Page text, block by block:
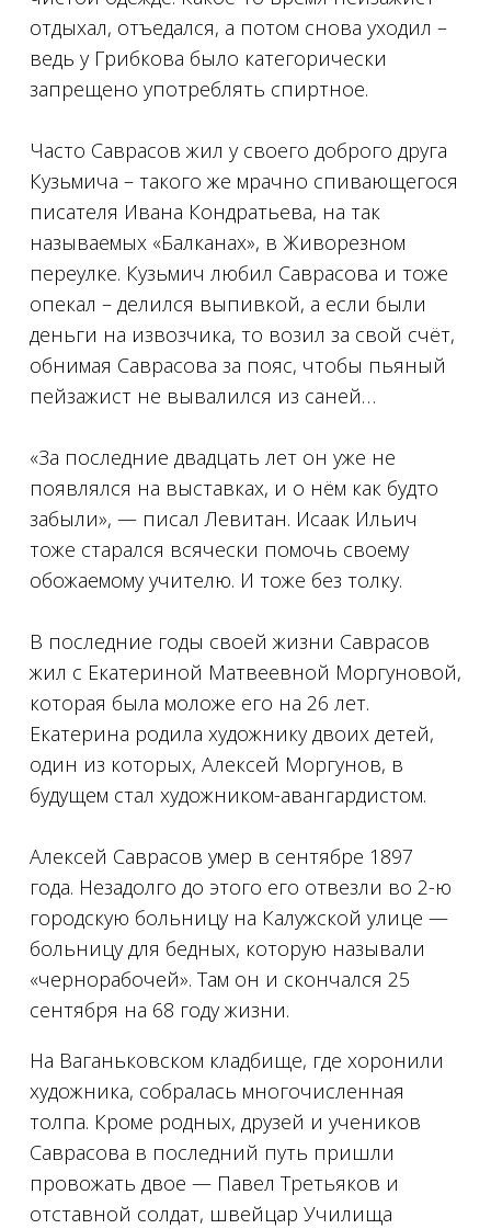
отдыхал, отъедался, а потом снова уходил –
ведь у Грибкова было категорически
запрещено употреблять спиртное.
Часто Саврасов жил у своего доброго друга
Кузьмича – такого же мрачно спивающегося
писателя Ивана Кондратьева, на так
называемых «Балканах», в Живорезном
переулке. Кузьмич любил Саврасова и тоже
опекал – делился выпивкой, а если были
деньги на извозчика, то возил за свой счёт,
обнимая Саврасова за пояс, чтобы пьяный
пейзажист не вывалился из саней…
«За последние двадцать лет он уже не
появлялся на выставках, и о нём как будто
забыли», — писал Левитан. Исаак Ильич
тоже старался всячески помочь своему
обожаемому учителю. И тоже без толку.
В последние годы своей жизни Саврасов
жил с Екатериной Матвеевной Моргуновой,
которая была моложе его на 26 лет.
Екатерина родила художнику двоих детей,
один из которых, Алексей Моргунов, в
будущем стал художником-авангардистом.
Алексей Саврасов умер в сентябре 1897
года. Незадолго до этого его отвезли во 2-ю
городскую больницу на Калужской улице —
больницу для бедных, которую называли
«чернорабочей». Там он и скончался 25
сентября на 68 году жизни.
На Ваганьковском кладбище, где хоронили
художника, собралась многочисленная
толпа. Кроме родных, друзей и учеников
Саврасова в последний путь пришли
провожать двое — Павел Третьяков и
отставной солдат, швейцар Училища